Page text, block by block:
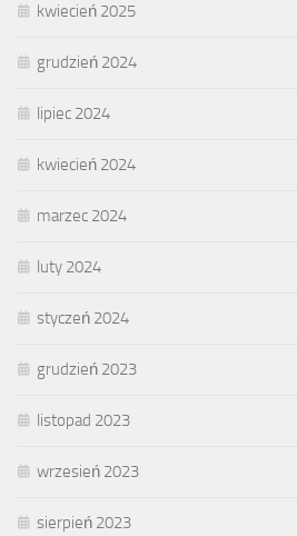
kwiecień 2025
grudzień 2024
lipiec 2024
kwiecień 2024
marzec 2024
luty 2024
styczeń 2024
grudzień 2023
listopad 2023
wrzesień 2023
sierpień 2023